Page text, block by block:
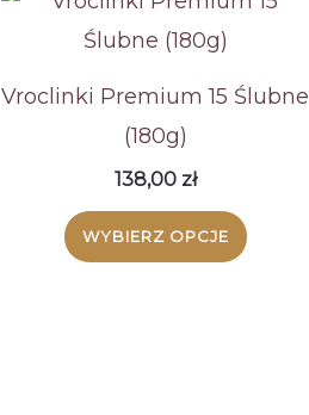
Vroclinki Premium 15 Ślubne
(180g)
138,00 zł
WYBIERZ OPCJE